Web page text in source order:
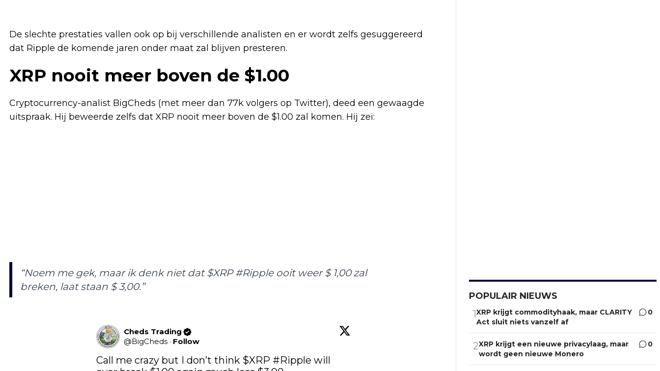
De slechte prestaties vallen ook op bij verschillende analisten en er wordt zelfs gesuggereerd
dat Ripple de komende jaren onder maat zal blijven presteren.
XRP nooit meer boven de $1.00
Cryptocurrency-analist BigCheds (met meer dan 77k volgers op Twitter), deed een gewaagde
uitspraak. Hij beweerde zelfs dat XRP nooit meer boven de $1.00 zal komen. Hij zei:
“Noem me gek, maar ik denk niet dat $XRP #Ripple ooit weer $ 1,00 zal
breken, laat staan $ 3,00.”
Cheds Trading
@BigCheds · Follow
Call me crazy but I don’t think $XRP #Ripple will
POPULAIR NIEUWS
1XRP krijgt commodityhaak, maar CLARITY
Act sluit niets vanzelf af
0
2XRP krijgt een nieuwe privacylaag, maar
wordt geen nieuwe Monero
0